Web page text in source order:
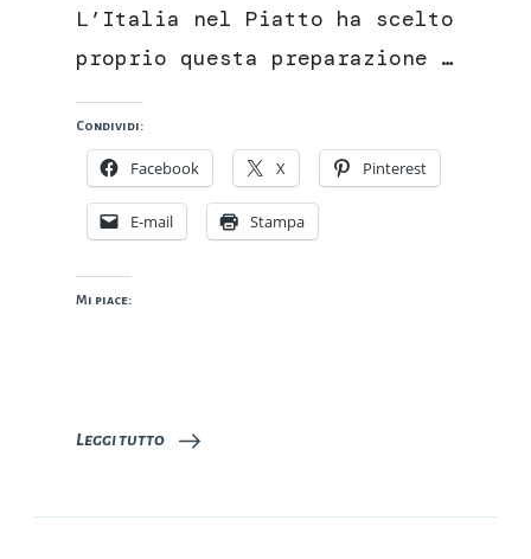
L’Italia nel Piatto ha scelto
proprio questa preparazione …
Condividi:
Facebook X Pinterest
E-mail Stampa
Mi piace:
Leggi tutto